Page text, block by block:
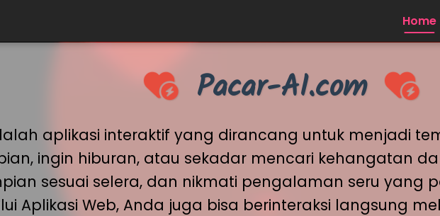
Home
Pacar-AI.com
aplikasi interaktif yang dirancang untuk menjadi
ingin hiburan, atau sekadar mencari kehangatan
sesuai selera, dan nikmati pengalaman seru yang
Aplikasi Web, Anda juga bisa berinteraksi langsung